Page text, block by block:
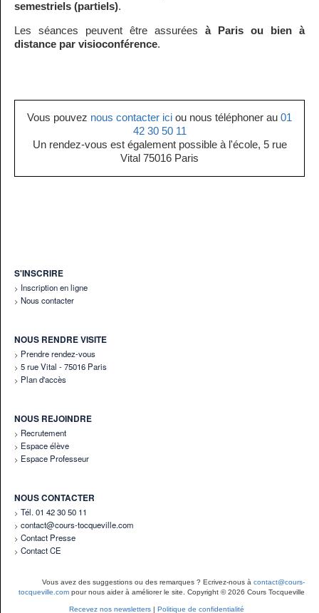
semestriels (partiels).
Les séances peuvent être assurées à Paris ou bien à
distance par visioconférence.
Vous pouvez nous contacter ici ou nous téléphoner au 01
42 30 50 11
Un rendez-vous est également possible à l'école, 5 rue
Vital 75016 Paris
S'INSCRIRE
Inscription en ligne
Nous contacter
NOUS RENDRE VISITE
Prendre rendez-vous
5 rue Vital - 75016 Paris
Plan d'accès
NOUS REJOINDRE
Recrutement
Espace élève
Espace Professeur
NOUS CONTACTER
Tél. 01 42 30 50 11
contact@cours-tocqueville.com
Contact Presse
Contact CE
Vous avez des suggestions ou des remarques ? Ecrivez-nous à contact@cours-
tocqueville.com pour nous aider à améliorer le site. Copyright © 2026 Cours Tocqueville
Recevez nos newsletters | Politique de confidentialité